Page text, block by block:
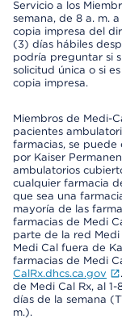
Servicio a los
semana, de 8 a. m.
copia impresa del
(3) días hábiles
podría preguntar si
solicitud única o si
copia impresa.
Miembros de Medi-
pacientes
farmacias, se
por Kaiser
ambulatorios
cualquier farmacia
que sea una
mayoría de las
farmacias de Medi
parte de la red Medi
Medi Cal fuera de
farmacias de Medi
CalRx.dhcs.ca.gov
de Medi Cal Rx, al
días de la semana
m.).